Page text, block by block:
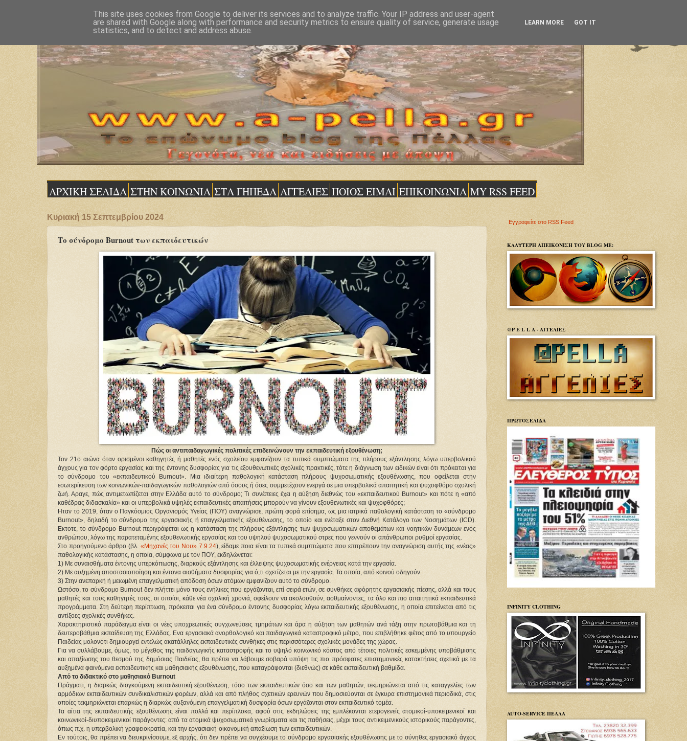
ΑΡΧΙΚΗ ΣΕΛΙΔΑ ΣΤΗΝ ΚΟΙΝΩΝΙΑ ΣΤΑ ΓΗΠΕΔΑ ΑΓΓΕΛΙΕΣ ΠΟΙΟΣ ΕΙΜΑΙ ΕΠΙΚΟΙΝΩΝΙΑ MY RSS FEED
Κυριακή 15 Σεπτεμβρίου 2024
Το σύνδρομο Burnout των εκπαιδευτικών
Πώς οι αντιπαιδαγωγικές πολιτικές επιδεινώνουν την εκπαιδευτική εξουθένωση;
Τον 21ο αιώνα όταν ορισμένοι καθηγητές ή μαθητές ενός σχολείου εμφανίζουν τα τυπικά συμπτώματα της πλήρους εξάντλησης λόγω υπερβολικού
άγχους για τον φόρτο εργασίας και της έντονης δυσφορίας για τις εξουθενωτικές σχολικές πρακτικές, τότε η διάγνωση των ειδικών είναι ότι πρόκειται για
το σύνδρομο του «εκπαιδευτικού Burnout». Μια ιδιαίτερη παθολογική κατάσταση πλήρους ψυχοσωματικής εξουθένωσης, που οφείλεται στην
εσωτερίκευση των κοινωνικών-παιδαγωγικών παθολογιών από όσους ή όσες συμμετέχουν ενεργά σε μια υπερβολικά απαιτητική και ψυχοφθόρο σχολική
ζωή. Αραγε, πώς αντιμετωπίζεται στην Ελλάδα αυτό το σύνδρομο; Τι συνέπειες έχει η αύξηση διεθνώς του «εκπαιδευτικού Burnout» και πότε η «από
καθέδρας διδασκαλία» και οι υπερβολικά υψηλές εκπαιδευτικές απαιτήσεις μπορούν να γίνουν εξουθενωτικές και ψυχοφθόρες;
Ηταν το 2019, όταν ο Παγκόσμιος Οργανισμός Υγείας (ΠΟΥ) αναγνώρισε, πρώτη φορά επίσημα, ως μια ιατρικά παθολογική κατάσταση το «σύνδρομο
Burnout», δηλαδή το σύνδρομο της εργασιακής ή επαγγελματικής εξουθένωσης, το οποίο και ενέταξε στον Διεθνή Κατάλογο των Νοσημάτων (ICD).
Εκτοτε, το σύνδρομο Burnout περιγράφεται ως η κατάσταση της πλήρους εξάντλησης των ψυχοσωματικών αποθεμάτων και νοητικών δυνάμεων ενός
ανθρώπου, λόγω της παρατεταμένης εξουθενωτικής εργασίας και του υψηλού ψυχοσωματικού στρες που γεννούν οι απάνθρωποι ρυθμοί εργασίας.
Στο προηγούμενο άρθρο (βλ. «Μηχανές του Νου» 7.9.24), είδαμε ποια είναι τα τυπικά συμπτώματα που επιτρέπουν την αναγνώριση αυτής της «νέας»
παθολογικής κατάστασης, η οποία, σύμφωνα με τον ΠΟΥ, εκδηλώνεται:
1) Με συναισθήματα έντονης υπερκόπωσης, διαρκούς εξάντλησης και έλλειψης ψυχοσωματικής ενέργειας κατά την εργασία.
2) Με αυξημένη αποστασιοποίηση και έντονα αισθήματα δυσφορίας για ό,τι σχετίζεται με την εργασία. Τα οποία, από κοινού οδηγούν:
3) Στην ανεπαρκή ή μειωμένη επαγγελματική απόδοση όσων ατόμων εμφανίζουν αυτό το σύνδρομο.
Ωστόσο, το σύνδρομο Burnout δεν πλήττει μόνο τους ενήλικες που εργάζονται, επί σειρά ετών, σε συνθήκες αφόρητης εργασιακής πίεσης, αλλά και τους
μαθητές και τους καθηγητές τους, οι οποίοι, κάθε νέα σχολική χρονιά, οφείλουν να ακολουθούν, ασθμαίνοντες, τα όλο και πιο απαιτητικά εκπαιδευτικά
προγράμματα. Στη δεύτερη περίπτωση, πρόκειται για ένα σύνδρομο έντονης δυσφορίας λόγω εκπαιδευτικής εξουθένωσης, η οποία επιτείνεται από τις
αντίξοες σχολικές συνθήκες.
Χαρακτηριστικό παράδειγμα είναι οι νέες υποχρεωτικές συγχωνεύσεις τμημάτων και άρα η αύξηση των μαθητών ανά τάξη στην πρωτοβάθμια και τη
δευτεροβάθμια εκπαίδευση της Ελλάδας. Ενα εργασιακά ανορθολογικό και παιδαγωγικά καταστροφικό μέτρο, που επιβλήθηκε φέτος από το υπουργείο
Παιδείας μολονότι δημιουργεί εντελώς ακατάλληλες εκπαιδευτικές συνθήκες στις περισσότερες σχολικές μονάδες της χώρας.
Για να συλλάβουμε, όμως, το μέγεθος της παιδαγωγικής καταστροφής και το υψηλό κοινωνικό κόστος από τέτοιες πολιτικές εσκεμμένης υποβάθμισης
και απαξίωσης του θεσμού της δημόσιας Παιδείας, θα πρέπει να λάβουμε σοβαρά υπόψη τις πιο πρόσφατες επιστημονικές κατακτήσεις σχετικά με τα
αυξημένα φαινόμενα εκπαιδευτικής και μαθησιακής εξουθένωσης, που καταγράφονται (διεθνώς) σε κάθε εκπαιδευτική βαθμίδα.
Από το διδακτικό στο μαθησιακό Burnout
Πράγματι, η διαρκώς διογκούμενη εκπαιδευτική εξουθένωση, τόσο των εκπαιδευτικών όσο και των μαθητών, τεκμηριώνεται από τις καταγγελίες των
αρμόδιων εκπαιδευτικών συνδικαλιστικών φορέων, αλλά και από πλήθος σχετικών ερευνών που δημοσιεύονται σε έγκυρα επιστημονικά περιοδικά, στις
οποίες τεκμηριώνεται επαρκώς η διαρκώς αυξανόμενη επαγγελματική δυσφορία όσων εργάζονται στον εκπαιδευτικό τομέα.
Τα αίτια της εκπαιδευτικής εξουθένωσης είναι πολλά και περίπλοκα, αφού στις εκδηλώσεις της εμπλέκονται ετερογενείς ατομικοί-υποκειμενικοί και
κοινωνικοί-διυποκειμενικοί παράγοντες: από τα ατομικά ψυχοσωματικά γνωρίσματα και τις παθήσεις, μέχρι τους αντικειμενικούς ιστορικούς παράγοντες,
όπως π.χ. η υπερβολική γραφειοκρατία, και την εργασιακή-οικονομική απαξίωση των εκπαιδευτικών.
Εν τούτοις, θα πρέπει να διευκρινίσουμε, εξ αρχής, ότι δεν πρέπει να συγχέουμε το σύνδρομο εργασιακής εξουθένωσης με το σύνηθες εργασιακό άγχος
Εγγραφείτε στο RSS Feed
ΚΑΛΥΤΕΡΗ ΑΠΕΙΚΟΝΙΣΗ ΤΟΥ BLOG ΜΕ:
@P E L L A - ΑΓΓΕΛΙΕΣ
ΠΡΩΤΟΣΕΛΙΔΑ
INFINITY CLOTHING
AUTO-SERVICE ΠΕΛΛΑ
This site uses cookies from Google to deliver its services and to analyze traffic. Your IP address and user-agent
are shared with Google along with performance and security metrics to ensure quality of service, generate usage
statistics, and to detect and address abuse.
LEARN MORE GOT IT